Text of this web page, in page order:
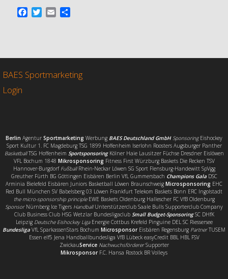
o
k
r
BAES Sportmarketing
Login
Berlin Agentur Sportmarketing Werbung BAES Deutschland GmbH SponsoringEishockey
Sport Kultur 1. FC Magdeburg TSG 1899 Hoffenheim Iserlohn Roosters Augsburger Panther
BasketballTSG Hoffenheim SportsponsoringKölner Haie Lausitzer Füchse Dresdner Eislöwen
VFL Bochum 1848 Mikrosponsoring Fitness First Würzburg Baskets Die Recken TSV
Hannover-Burgdorf FußballRhein-Neckar Löwen SG Sport Flensburg-Handewitt SpVgg
Greuther Fürth BG Göttingen Eisbären Berlin VfL Gummersbach Champions GalaDSC
Arminia Bielefeld Eisbären Juniors Basketball Löwen Braunschweig Microsponsoring EHC
Red Bull München SV Babelsberg 03 Löwen Frankfurt Telekom Baskets Bonn ERC Ingolstadt
the micro-sponsorship principleEWE Baskets Oldenburg Hallescher FC VfB Oldenburg
SponsorNürnberg Ice Tigers HandballUnterstützerclub Saale Bulls Supporterclub Company
Club Business Club HSG Wetzlar Bundesligaclub Small Budget-SponsoringSC DHfK
Leipzig Deutsche Eishockey LigaEnergie Cottbus Krefeld Pinguine DEL SC Riessersee
Bundesliga VfL SparkassenStars Bochum MicrosponsorEisbären Regensburg PartnerTUSEM
Essen elf5 Jena Handballbundesliga VfB Lübeck easyCredit BBL HBL FSV
ZwickauService NachwuchsfördererSupporter
MikrosponsorF.C. Hansa Rostock BR Volleys